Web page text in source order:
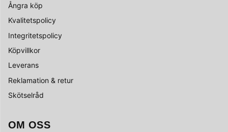
Ångra köp
Kvalitetspolicy
Integritetspolicy
Köpvillkor
Leverans
Reklamation & retur
Skötselråd
OM OSS